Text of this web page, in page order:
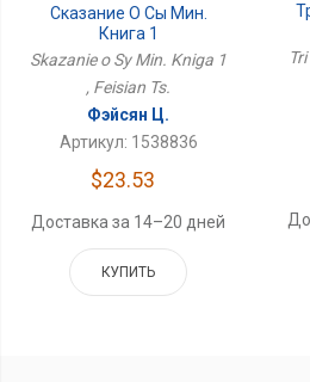
Сказание О Сы Мин.
Книга 1
Skazanie o Sy Min. Kniga 1
, Feisian Ts.
Фэйсян Ц.
Артикул: 1538836
$23.53
Доставка за 14–20 дней
КУПИТЬ